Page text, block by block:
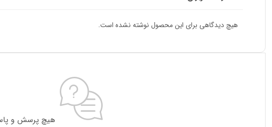
هیچ دیدگاهی برای این محصول نوشته نشده است.
هیچ پرسش و